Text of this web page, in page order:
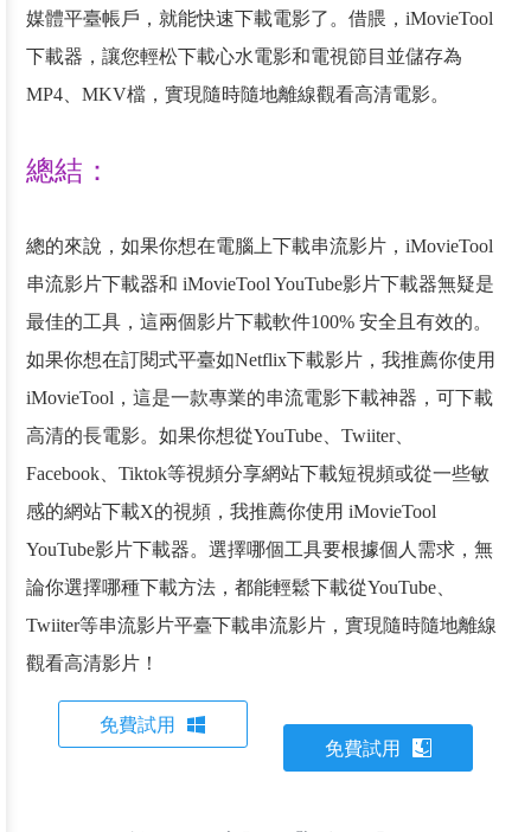
媒體平臺帳戶，就能快速下載電影了。借腲，iMovieTool
下載器，讓您輕松下載心水電影和電視節目並儲存為
MP4、MKV檔，實現隨時隨地離線觀看高清電影。
總結：
總的來說，如果你想在電腦上下載串流影片，iMovieTool
串流影片下載器和 iMovieTool YouTube影片下載器無疑是
最佳的工具，這兩個影片下載軟件100% 安全且有效的。
如果你想在訂閱式平臺如Netflix下載影片，我推薦你使用
iMovieTool，這是一款專業的串流電影下載神器，可下載
高清的長電影。如果你想從YouTube、Twiiter、
Facebook、Tiktok等視頻分享網站下載短視頻或從一些敏
感的網站下載X的視頻，我推薦你使用 iMovieTool
YouTube影片下載器。選擇哪個工具要根據個人需求，無
論你選擇哪種下載方法，都能輕鬆下載從YouTube、
Twiiter等串流影片平臺下載串流影片，實現隨時隨地離線
觀看高清影片！
免費試用
免費試用